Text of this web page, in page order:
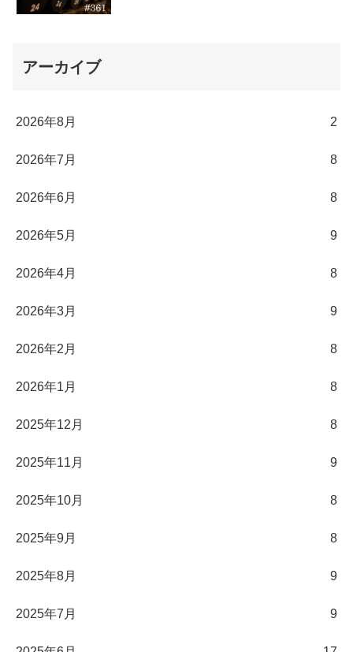
アーカイブ
2026年8月 2
2026年7月 8
2026年6月 8
2026年5月 9
2026年4月 8
2026年3月 9
2026年2月 8
2026年1月 8
2025年12月 8
2025年11月 9
2025年10月 8
2025年9月 8
2025年8月 9
2025年7月 9